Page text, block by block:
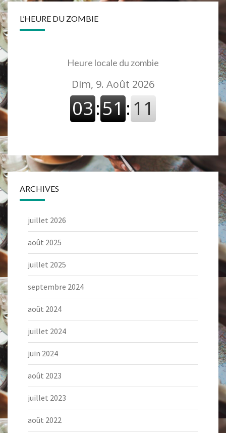
L’HEURE DU ZOMBIE
Heure locale du zombie
ARCHIVES
juillet 2026
août 2025
juillet 2025
septembre 2024
août 2024
juillet 2024
juin 2024
août 2023
juillet 2023
août 2022